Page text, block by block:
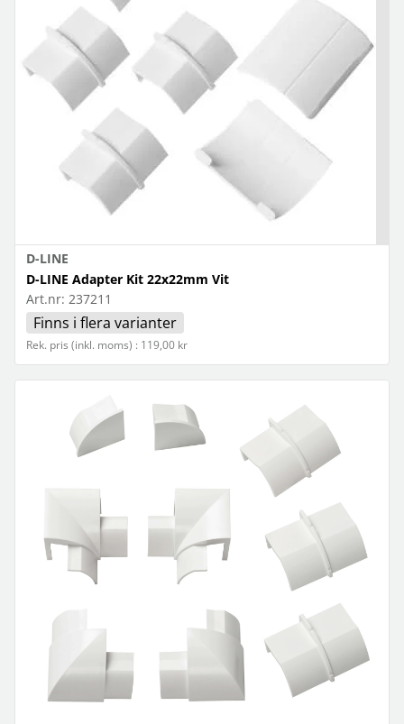
D-LINE
D-LINE Adapter Kit 22x22mm Vit
Art.nr: 237211
Finns i flera varianter
Rek. pris (inkl. moms) : 119,00 kr